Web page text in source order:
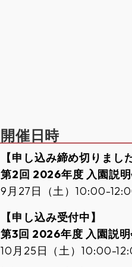
開催日時
【申し込み締め切りまし
第2回 2026年度 入園説
9月27日（土）10:00-
【申し込み受付中】
第3回 2026年度 入園説
10月25日（土）10:00-